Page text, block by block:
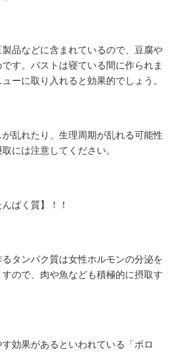
品などに含まれているので、豆腐や
す。バストは寝ている間に作られま
ーに取り入れると効果的でしょう。
乱れたり、生理周期が乱れる可能性
には注意してください。
ぱく質】！！
タンパク質は女性ホルモンの分泌を
ので、肉や魚なども積極的に摂取す
効果があるといわれている「ボロ